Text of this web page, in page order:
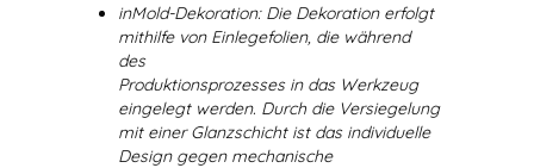
inMold-Dekoration: Die Dekoration erfolgt
mithilfe von Einlegefolien, die während
des
Produktionsprozesses in das Werkzeug
eingelegt werden. Durch die Versiegelung
mit einer Glanzschicht ist das individuelle
Design gegen mechanische